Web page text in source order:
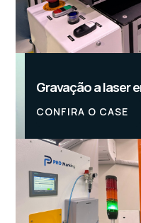
Gravação a laser
CONFIRA O CASE